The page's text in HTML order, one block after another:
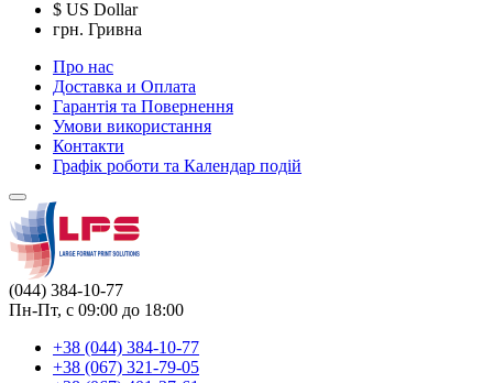
$ US Dollar
грн. Гривна
Про нас
Доставка и Оплата
Гарантія та Повернення
Умови використання
Контакти
Графік роботи та Календар подій
(044) 384-10-77
Пн-Пт, с 09:00 до 18:00
+38 (044) 384-10-77
+38 (067) 321-79-05